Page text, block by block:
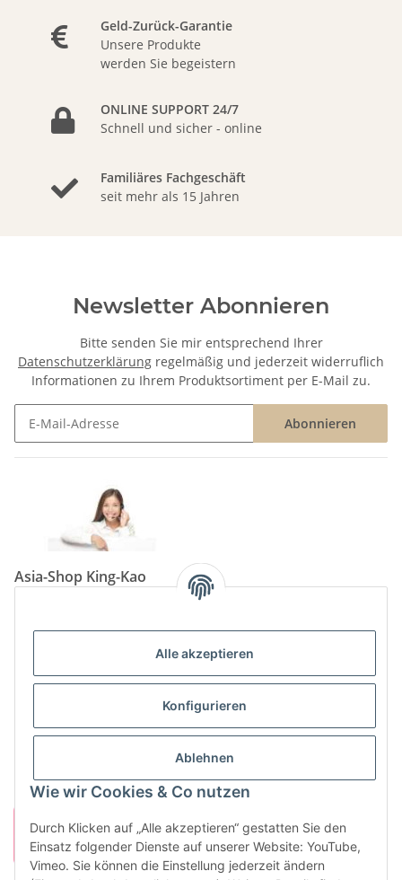
Alle akzeptieren
Konfigurieren
Ablehnen
Wie wir Cookies & Co nutzen
Durch Klicken auf „Alle akzeptieren“ gestatten Sie den
Einsatz folgender Dienste auf unserer Website: YouTube,
Vimeo. Sie können die Einstellung jederzeit ändern
Geld-Zurück-Garantie
Unsere Produkte
werden Sie begeistern
ONLINE SUPPORT 24/7
Schnell und sicher - online
Familiäres Fachgeschäft
seit mehr als 15 Jahren
Newsletter Abonnieren
Bitte senden Sie mir entsprechend Ihrer
Datenschutzerklärung regelmäßig und jederzeit widerruflich
Informationen zu Ihrem Produktsortiment per E-Mail zu.
Abonnieren
Asia-Shop King-Kao
Tel: (06825) 499-104
info@king-kao.de
Öffnungszeiten (Mo-Sa.) 9:00 - 19:00
Gesetzliche Informationen